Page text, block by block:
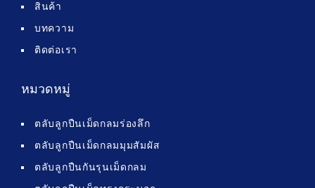
สินค้า
บทความ
ติดต่อเรา
หมวดหมู่
ตลับลูกปืนเม็ดกลมร่องลึก
ตลับลูกปืนเม็ดกลมมุมสัมผัส
ตลับลูกปืนกันรุนเม็ดกลม